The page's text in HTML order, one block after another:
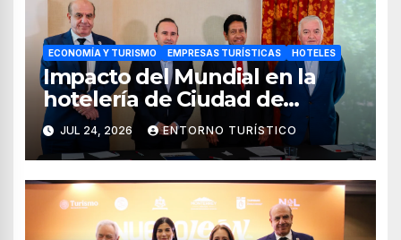
ECONOMÍA Y TURISMO EMPRESAS TURÍSTICAS HOTELES
Impacto del Mundial en la
hotelería de Ciudad de
México, Guadalajara y
Monterrey
JUL 24, 2026 ENTORNO TURÍSTICO